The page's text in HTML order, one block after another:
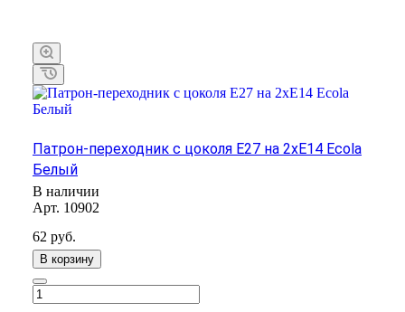
Патрон-переходник с цоколя E27 на 2хE14 Ecola
Белый
В наличии
Арт. 10902
62 руб.
В корзину